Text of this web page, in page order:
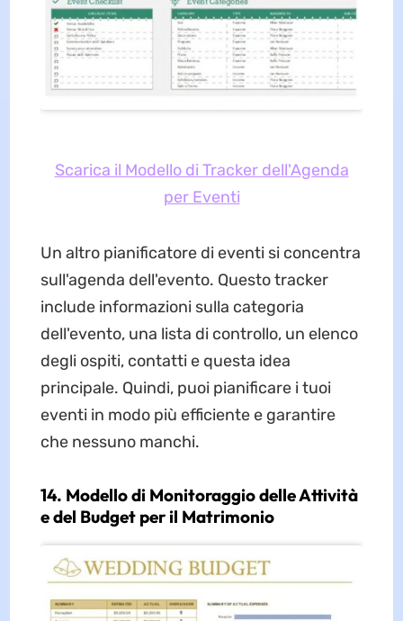
Scarica il Modello di Tracker dell'Agenda
per Eventi
Un altro pianificatore di eventi si concentra
sull'agenda dell'evento. Questo tracker
include informazioni sulla categoria
dell'evento, una lista di controllo, un elenco
degli ospiti, contatti e questa idea
principale. Quindi, puoi pianificare i tuoi
eventi in modo più efficiente e garantire
che nessuno manchi.
14. Modello di Monitoraggio delle Attività
e del Budget per il Matrimonio